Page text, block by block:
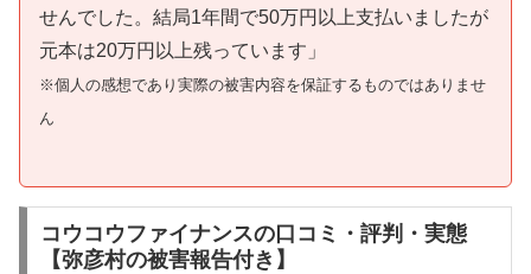
せんでした。結局1年間で50万円以上支払いましたが
元本は20万円以上残っています」
※個人の感想であり実際の被害内容を保証するものではありませ
ん
コウコウファイナンスの口コミ・評判・実態
【弥彦村の被害報告付き】